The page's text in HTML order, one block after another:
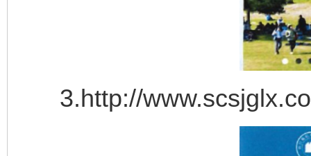
3.http://